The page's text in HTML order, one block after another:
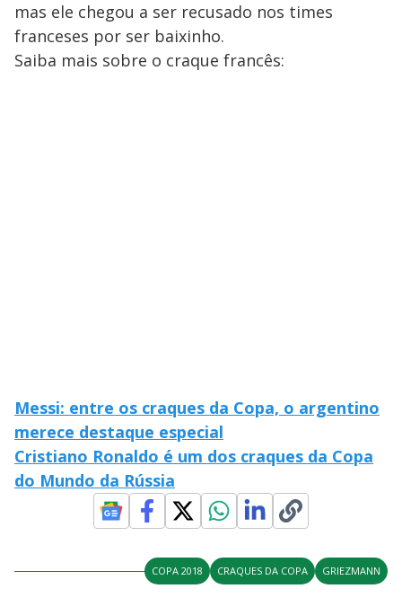
mas ele chegou a ser recusado nos times
franceses por ser baixinho.
Saiba mais sobre o craque francês:
Messi: entre os craques da Copa, o argentino
merece destaque especial
Cristiano Ronaldo é um dos craques da Copa
do Mundo da Rússia
COPA 2018 CRAQUES DA COPA GRIEZMANN